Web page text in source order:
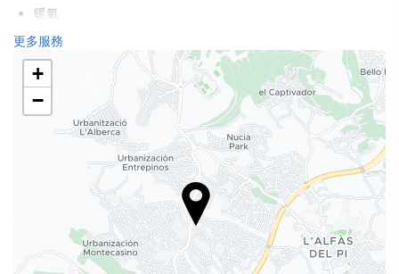
暖氣
電梯
殘疾人專用入口
不吸煙房
全面禁煙
不允許寵物
食品與飲品
飯店
更多服務
+
−